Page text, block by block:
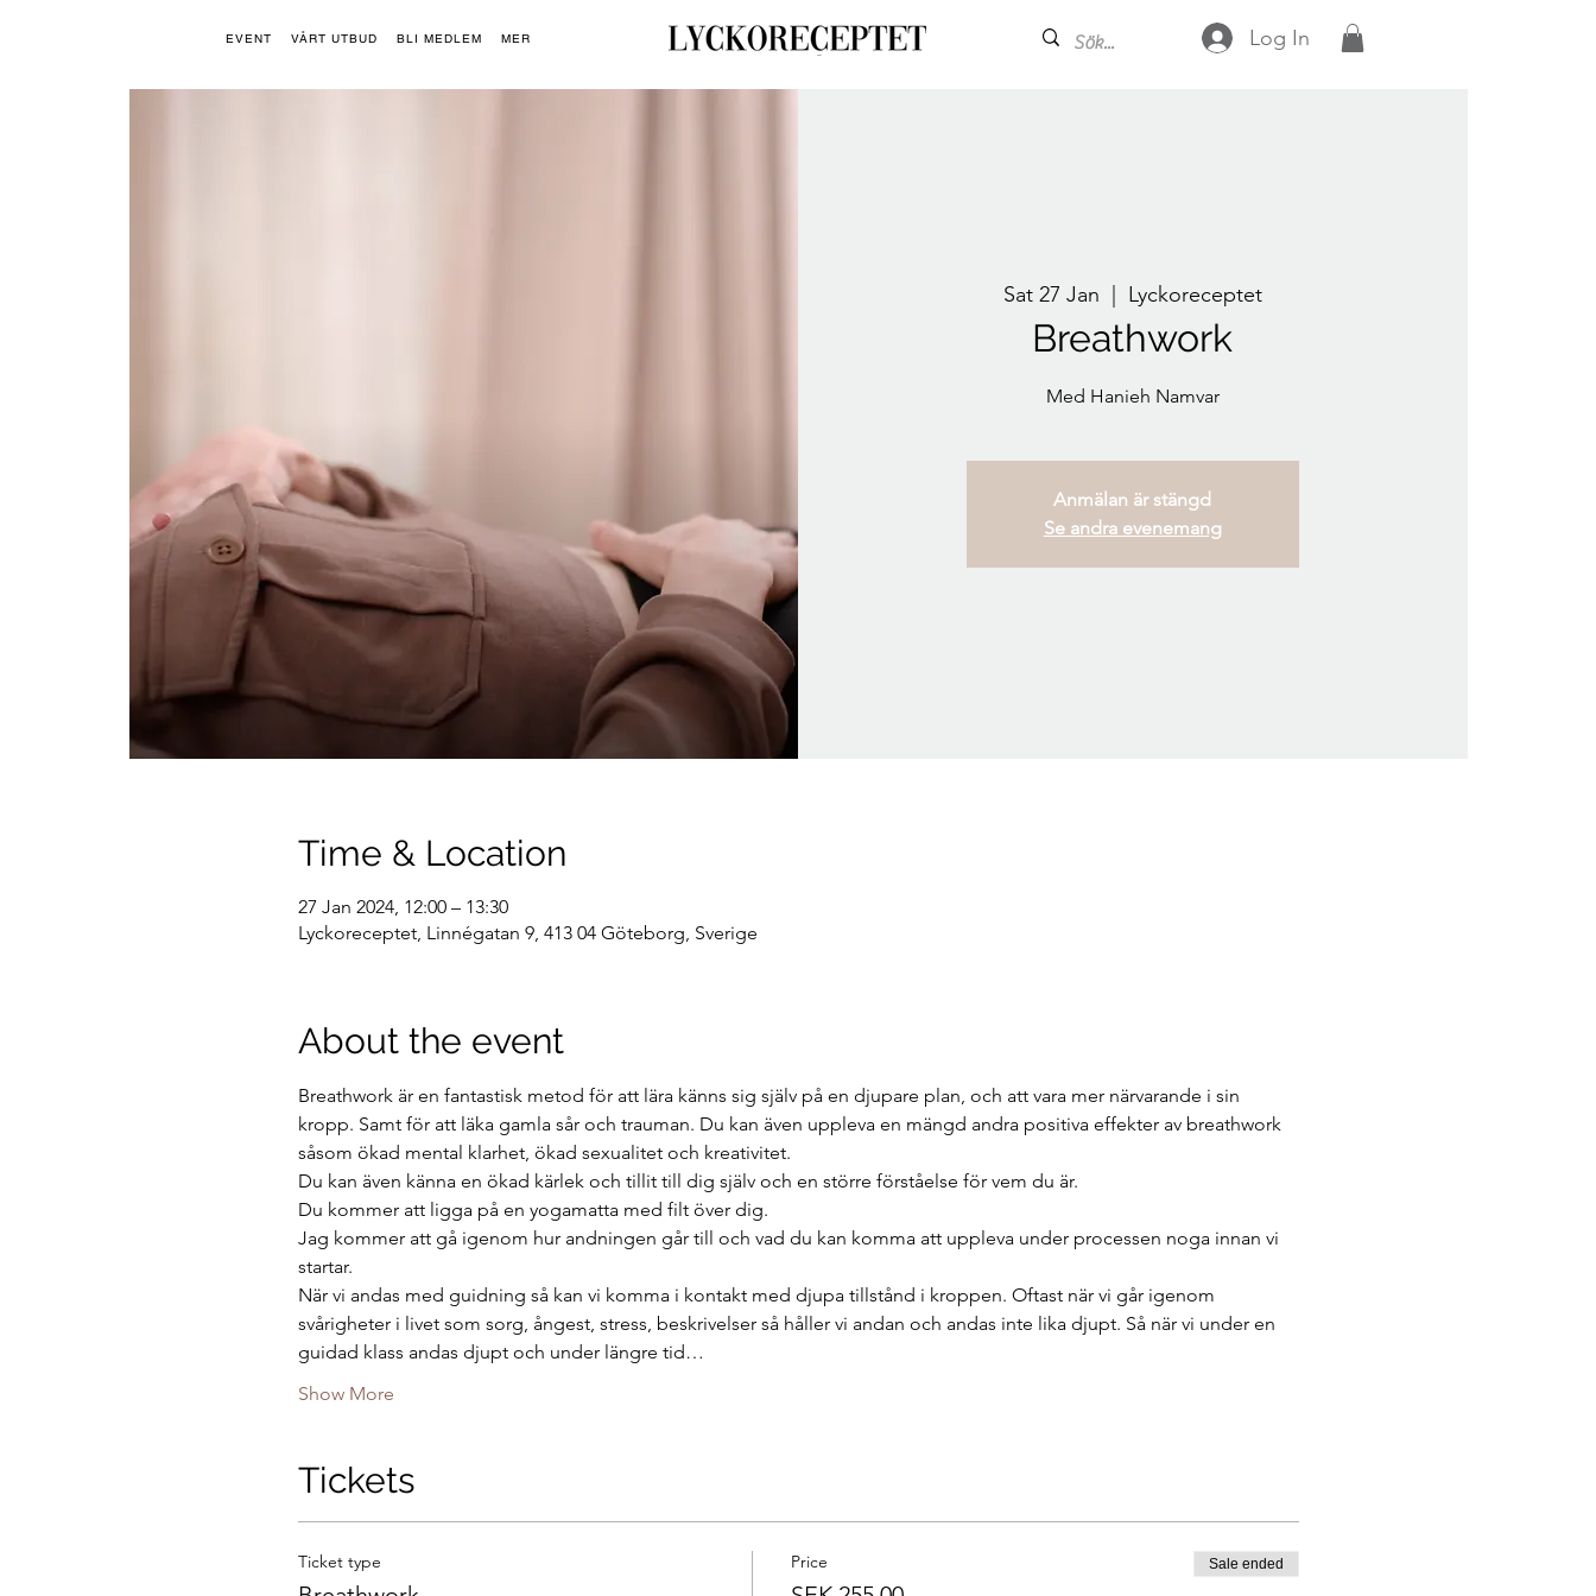
EVENT VÅRT UTBUD BLI MEDLEM MER Log In
Sat 27 Jan Lyckoreceptet
Breathwork
Med Hanieh Namvar
Anmälan är stängd
Se andra evenemang
Time & Location
27 Jan 2024, 12:00 – 13:30
Lyckoreceptet, Linnégatan 9, 413 04 Göteborg, Sverige
About the event
Breathwork är en fantastisk metod för att lära känns sig själv på en djupare plan, och att vara mer närvarande i sin
kropp. Samt för att läka gamla sår och trauman. Du kan även uppleva en mängd andra positiva effekter av breathwork
såsom ökad mental klarhet, ökad sexualitet och kreativitet.
Du kan även känna en ökad kärlek och tillit till dig själv och en större förståelse för vem du är.
Du kommer att ligga på en yogamatta med filt över dig.
Jag kommer att gå igenom hur andningen går till och vad du kan komma att uppleva under processen noga innan vi
startar.
När vi andas med guidning så kan vi komma i kontakt med djupa tillstånd i kroppen. Oftast när vi går igenom
svårigheter i livet som sorg, ångest, stress, beskrivelser så håller vi andan och andas inte lika djupt. Så när vi under en
guidad klass andas djupt och under längre tid…
Show More
Tickets
Ticket type Price Sale ended